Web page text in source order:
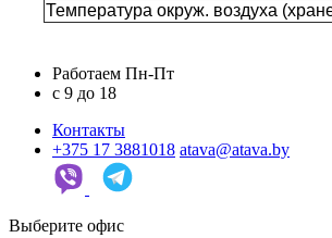
Температура окруж. воздуха
Работаем Пн-Пт
c 9 до 18
Контакты
+375 17 3881018 atava@atava.by
Выберите офис